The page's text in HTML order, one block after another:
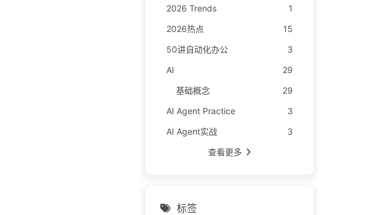
2026 Trends
1
2026热点
15
50讲自动化办公
3
AI
29
基础概念
29
AI Agent Practice
3
AI Agent实战
3
查看更多
标签